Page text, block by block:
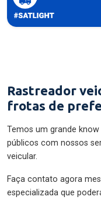
Rastreador
frotas de
Temos um grande
públicos com nossos
veicular.
Faça contato agora
especializada que